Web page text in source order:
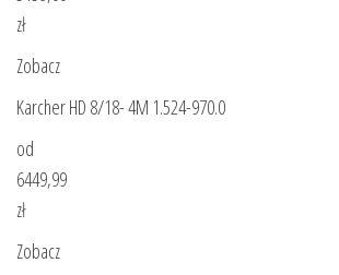
zł
Zobacz
Karcher HD 8/18- 4M 1.524-970.0
od
6449,99
zł
Zobacz